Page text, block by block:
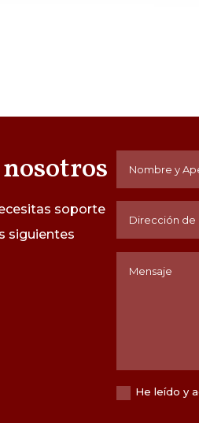
soporte
siguientes
He leído y